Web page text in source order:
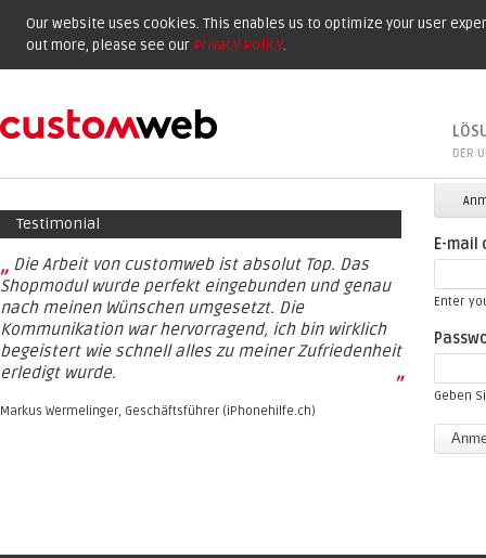
Our website uses cookies. This enables us to optimize your user
out more, please see our Privacy Policy.
DER
Testimonial
„ Die Arbeit von customweb ist absolut Top. Das
Shopmodul wurde perfekt eingebunden und genau
nach meinen Wünschen umgesetzt. Die
Kommunikation war hervorragend, ich bin wirklich
begeistert wie schnell alles zu meiner Zufriedenheit
erledigt wurde.
”
Markus Wermelinger, Geschäftsführer (iPhonehilfe.ch)
E-mail
Enter
Geben